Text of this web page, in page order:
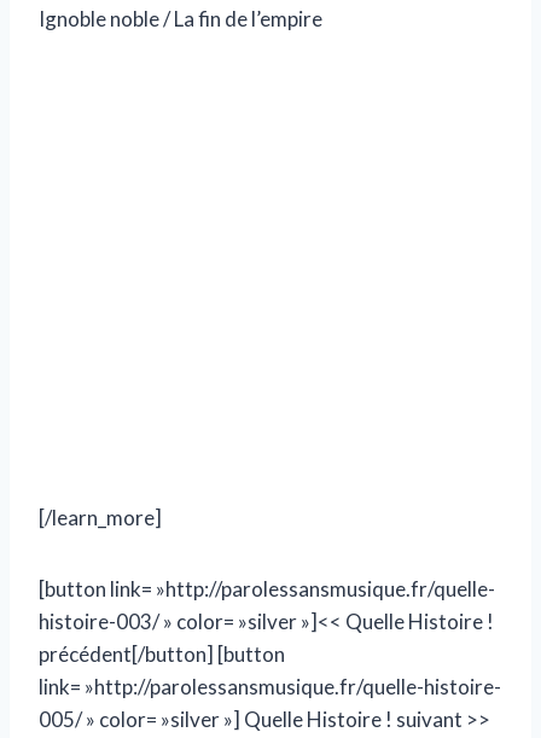
Ignoble noble / La fin de l’empire
[/learn_more]
[button link= »http://parolessansmusique.fr/quelle-
histoire-003/ » color= »silver »]<< Quelle Histoire !
précédent[/button] [button
link= »http://parolessansmusique.fr/quelle-histoire-
005/ » color= »silver »] Quelle Histoire ! suivant >>